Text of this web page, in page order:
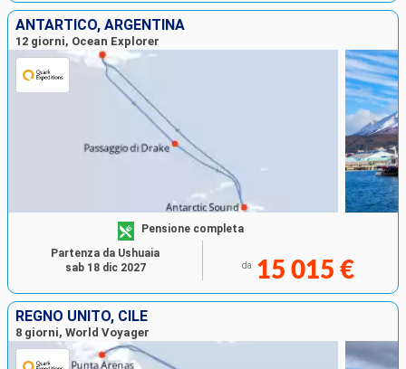
ANTARTICO, ARGENTINA
12 giorni, Ocean Explorer
Pensione completa
da 15 015 €
Partenza da Ushuaia
sab 18 dic 2027
REGNO UNITO, CILE
8 giorni, World Voyager